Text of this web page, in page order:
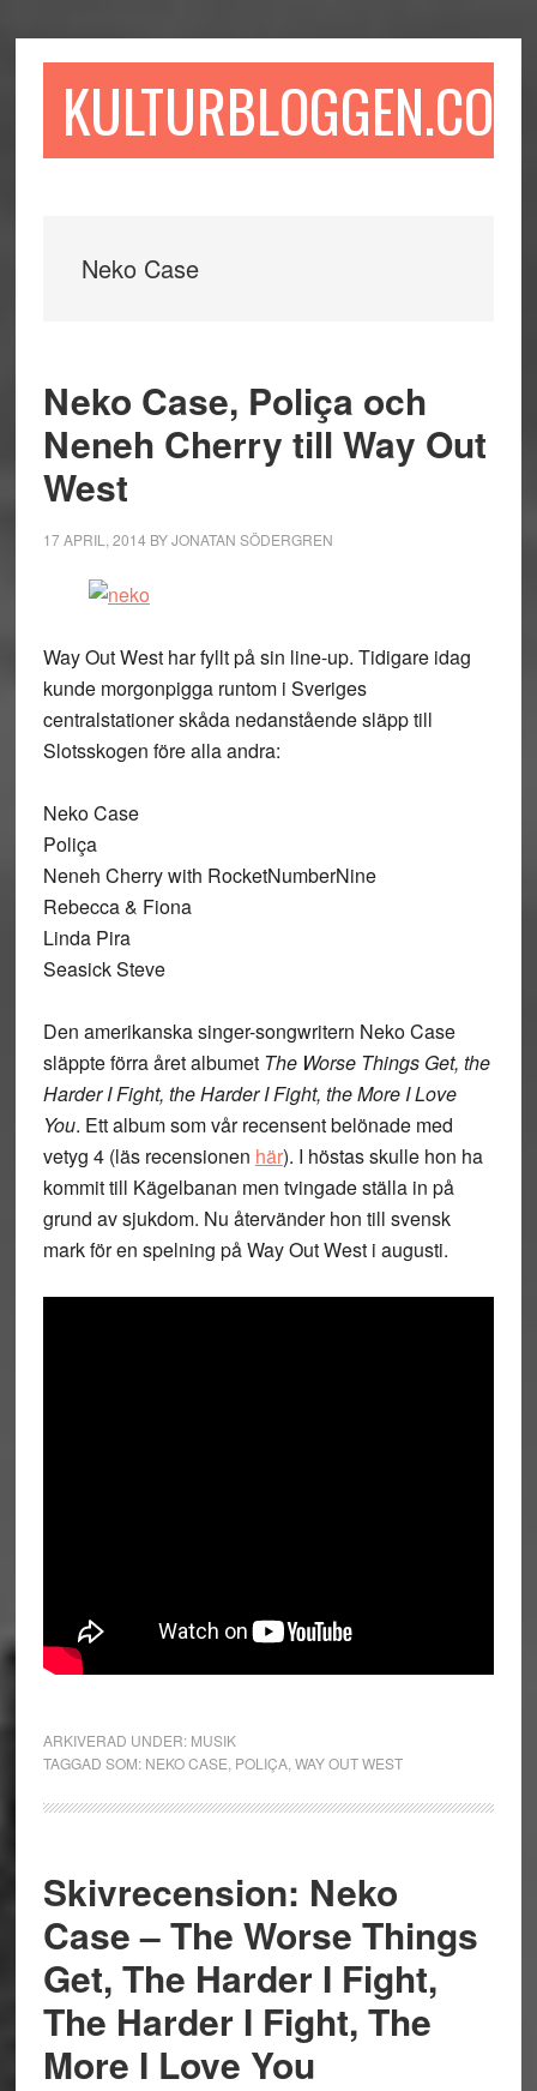
till
till
sidofältet
till
KULTURBLOGGEN.COM
Neko Case
Neko Case, Poliça och
Neneh Cherry till Way Out
West
17 APRIL, 2014 BYJONATAN SÖDERGREN
Way Out West har fyllt på sin line-up. Tidigare idag
kunde morgonpigga runtom i Sveriges
centralstationer skåda nedanstående släpp till
Slotsskogen före alla andra:
Neko Case
Poliça
Neneh Cherry with RocketNumberNine
Rebecca & Fiona
Linda Pira
Seasick Steve
Den amerikanska singer-songwritern Neko Case
släppte förra året albumet The Worse Things Get, the
Harder I Fight, the Harder I Fight, the More I Love
You. Ett album som vår recensent belönade med
vetyg 4 (läs recensionen här). I höstas skulle hon ha
kommit till Kägelbanan men tvingade ställa in på
grund av sjukdom. Nu återvänder hon till svensk
mark för en spelning på Way Out West i augusti.
ARKIVERAD UNDER: MUSIK
TAGGAD SOM: NEKO CASE POLIÇA, WAY OUT WEST
Skivrecension: Neko
Case – The Worse Things
Get, The Harder I Fight,
The Harder I Fight, The
More I Love You